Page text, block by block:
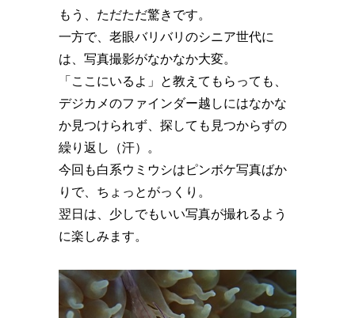
もう、ただただ驚きです。
一方で、老眼バリバリのシニア世代に
は、写真撮影がなかなか大変。
「ここにいるよ」と教えてもらっても、
デジカメのファインダー越しにはなかな
か見つけられず、探しても見つからずの
繰り返し（汗）。
今回も白系ウミウシはピンボケ写真ばか
りで、ちょっとがっくり。
翌日は、少しでもいい写真が撮れるよう
に楽しみます。